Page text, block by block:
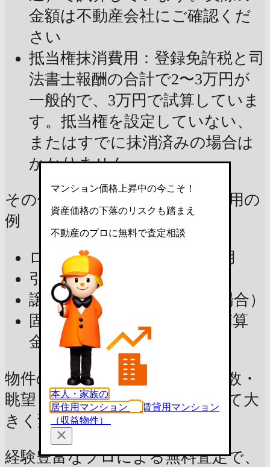
金額は不動産会社にご確認くだ
さい
抵当権抹消費用：登録免許税と司
法書士報酬の合計で2〜3万円が
一般的で、3万円で試算していま
す。抵当権を設定していない、
またはすでに抹消済みの場合は
かかりません
その他、状況により発生する費用の
例
ローン一括返済に関わる費用
引越し費用・不用品処分費
譲渡所得税（売却益が出る場合）
固定資産税・都市計画税（精算
金）ほか
物件の市場価値や諸費用は、階数・
眺望・内装の状態や状況によって大
きく変動します。
経験豊富なプロによる無料査定で、
マンション価格上昇中の今こそ！
資産価格の下落のリスクも踏まえ
不動産のプロに無料で査定相談
本人・家族の
居住用マンション
賃貸用マンション
（収益物件）